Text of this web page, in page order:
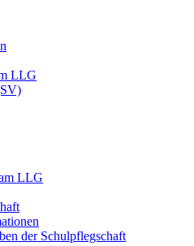
LLG
LLG
der Schulpflegschaft